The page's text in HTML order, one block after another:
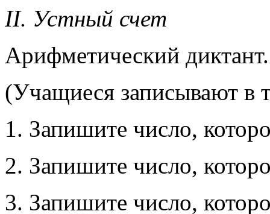
II. Устный счет
Арифметический диктант.
(Учащиеся записывают в
1. Запишите число,
2. Запишите число,
3. Запишите число,